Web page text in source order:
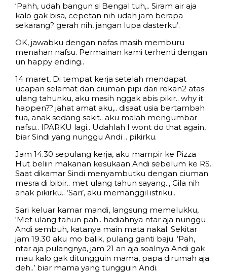
‘Pahh, udah bangun si Bengal tuh,.. Siram air aja
kalo gak bisa, cepetan nih udah jam berapa
sekarang? gerah nih, jangan lupa dasterku’.
OK, jawabku dengan nafas masih memburu
menahan nafsu. Permainan kami terhenti dengan
un happy ending..
14 maret, Di tempat kerja setelah mendapat
ucapan selamat dan ciuman pipi dari rekan2 atas
ulang tahunku, aku masih nggak abis pikir.. why it
happen?? jahat amat aku,.. disaat usia bertambah
tua, anak sedang sakit.. aku malah mengumbar
nafsu.. IPARKU lagi.. Udahlah I wont do that again,
biar Sindi yang nunggu Andi .. pikirku.
Jam 14.30 sepulang kerja, aku mampir ke Pizza
Hut beliin makanan kesukaan Andi sebelum ke RS.
Saat dikamar Sindi menyambutku dengan ciuman
mesra di bibir.. met ulang tahun sayang.., Gila nih
anak pikirku.. ‘Sari’, aku memanggil istriku..
Sari keluar kamar mandi, langsung memelukku,
‘Met ulang tahun pah.. hadiahnya ntar aja nunggu
Andi sembuh, katanya main mata nakal. Sekitar
jam 19.30 aku mo balik, pulang ganti baju. ‘Pah,
ntar aja pulangnya, jam 21 an aja soalnya Andi gak
mau kalo gak ditungguin mama, papa dirumah aja
deh..’ biar mama yang tungguin Andi.